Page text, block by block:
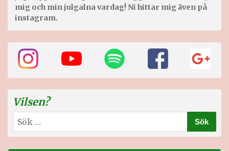
mig och min julgalna vardag! Ni hittar mig även på
instagram.
Vilsen?
Sök
efter: